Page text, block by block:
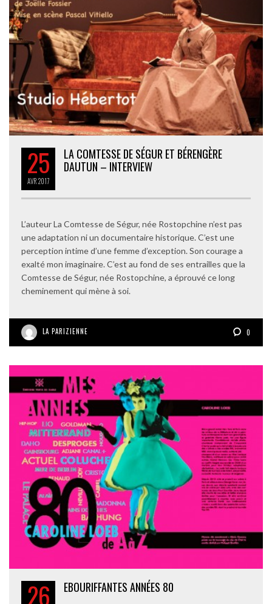
25
AVR2017
LA COMTESSE DE SÉGUR ET BÉRENGÈRE
DAUTUN – INTERVIEW
L’auteur La Comtesse de Ségur, née Rostopchine n’est pas
une adaptation ni un documentaire historique. C’est une
perception intime d’une femme d’exception. Son courage a
exalté mon imaginaire. C’est au fond de ses entrailles que la
Comtesse de Ségur, née Rostopchine, a éprouvé ce long
cheminement qui mène à soi.
LA PARIZIENNE 0
26 EBOURIFFANTES ANNÉES 80